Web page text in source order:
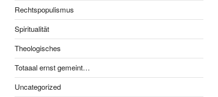
Rechtspopulismus
Spiritualität
Theologisches
Totaaal ernst gemeint…
Uncategorized